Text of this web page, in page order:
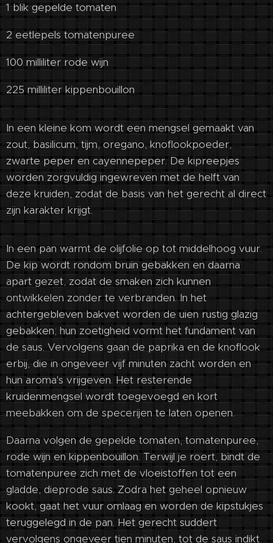
1 blik gepelde tomaten
2 eetlepels tomatenpuree
100 milliliter rode wijn
225 milliliter kippenbouillon
In een kleine kom wordt een mengsel gemaakt van
zout, basilicum, tijm, oregano, knoflookpoeder,
zwarte peper en cayennepeper. De kipreepjes
worden zorgvuldig ingewreven met de helft van
deze kruiden, zodat de basis van het gerecht al direct
zijn karakter krijgt.
In een pan warmt de olijfolie op tot middelhoog vuur.
De kip wordt rondom bruin gebakken en daarna
apart gezet, zodat de smaken zich kunnen
ontwikkelen zonder te verbranden. In het
achtergebleven bakvet worden de uien rustig glazig
gebakken; hun zoetigheid vormt het fundament van
de saus. Vervolgens gaan de paprika en de knoflook
erbij, die in ongeveer vijf minuten zacht worden en
hun aroma's vrijgeven. Het resterende
kruidenmengsel wordt toegevoegd en kort
meebakken om de specerijen te laten openen.
Daarna volgen de gepelde tomaten, tomatenpuree,
rode wijn en kippenbouillon. Terwijl je roert, bindt de
tomatenpuree zich met de vloeistoffen tot een
gladde, dieprode saus. Zodra het geheel opnieuw
kookt, gaat het vuur omlaag en worden de kipstukjes
teruggelegd in de pan. Het gerecht suddert
vervolgens ongeveer tien minuten, tot de saus indikt